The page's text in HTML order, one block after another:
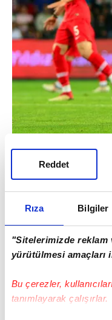
Rıza Bilgiler
"Sitelerimizde reklam
yürütülmesi amaçları
Bu çerezler,
tanımlayarak çalışırlar.
Reddet
Akdeniz
cevap ise